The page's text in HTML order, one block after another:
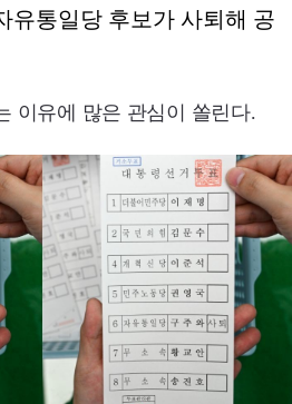
유통일당 후보가 사퇴해 공
이유에 많은 관심이 쏠린다.